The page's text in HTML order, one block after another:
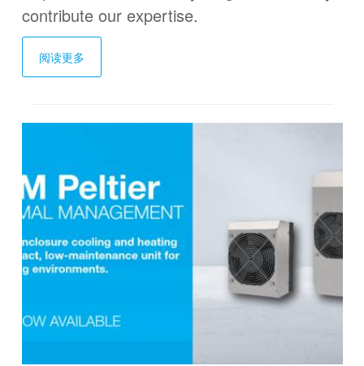
contribute our expertise.
阅读更多